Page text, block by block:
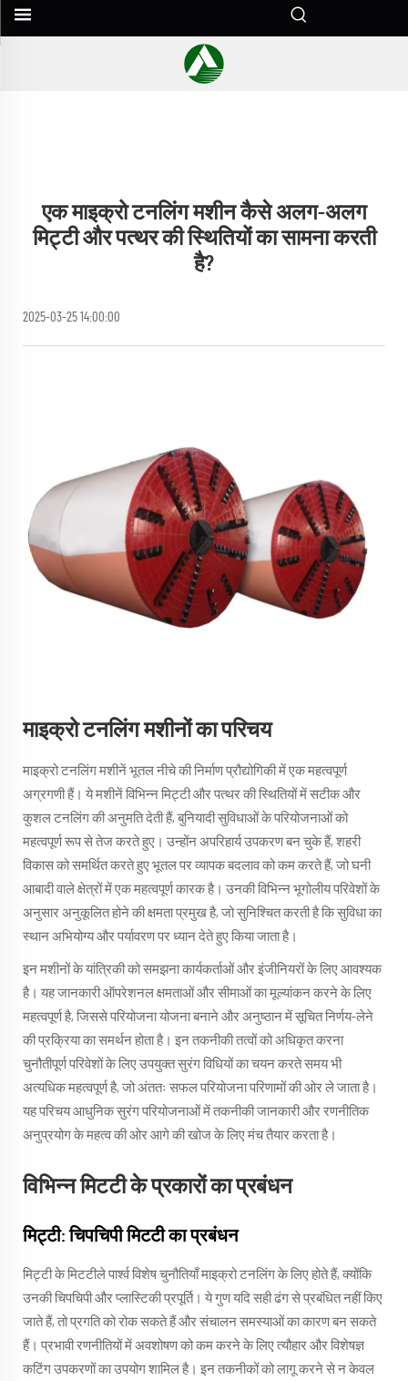
एक माइक्रो टनलिंग मशीन कैसे अलग-अलग
मिट्टी और पत्थर की स्थितियों का सामना करती
है?
2025-03-25 14:00:00
माइक्रो टनलिंग मशीनों का परिचय
माइक्रो टनलिंग मशीनें भूतल नीचे की निर्माण प्रौद्योगिकी में एक महत्वपूर्ण
अग्रगणी हैं। ये मशीनें विभिन्न मिट्टी और पत्थर की स्थितियों में सटीक और
कुशल टनलिंग की अनुमति देती हैं, बुनियादी सुविधाओं के परियोजनाओं को
महत्वपूर्ण रूप से तेज करते हुए। उन्होंन अपरिहार्य उपकरण बन चुके हैं, शहरी
विकास को समर्थित करते हुए भूतल पर व्यापक बदलाव को कम करते हैं, जो घनी
आबादी वाले क्षेत्रों में एक महत्वपूर्ण कारक है। उनकी विभिन्न भूगोलीय परिवेशों के
अनुसार अनुकूलित होने की क्षमता प्रमुख है, जो सुनिश्चित करती है कि सुविधा का
स्थान अभियोग्य और पर्यावरण पर ध्यान देते हुए किया जाता है।
इन मशीनों के यांत्रिकी को समझना कार्यकर्ताओं और इंजीनियरों के लिए आवश्यक
है। यह जानकारी ऑपरेशनल क्षमताओं और सीमाओं का मूल्यांकन करने के लिए
महत्वपूर्ण है, जिससे परियोजना योजना बनाने और अनुष्ठान में सूचित निर्णय-लेने
की प्रक्रिया का समर्थन होता है। इन तकनीकी तत्वों को अधिकृत करना
चुनौतीपूर्ण परिवेशों के लिए उपयुक्त सुरंग विधियों का चयन करते समय भी
अत्यधिक महत्वपूर्ण है, जो अंततः सफल परियोजना परिणामों की ओर ले जाता है।
यह परिचय आधुनिक सुरंग परियोजनाओं में तकनीकी जानकारी और रणनीतिक
अनुप्रयोग के महत्व की ओर आगे की खोज के लिए मंच तैयार करता है।
विभिन्न मिटटी के प्रकारों का प्रबंधन
मिट्टी: चिपचिपी मिटटी का प्रबंधन
मिट्टी के मिटटीले पार्श्व विशेष चुनौतियाँ माइक्रो टनलिंग के लिए होते हैं, क्योंकि
उनकी चिपचिपी और प्लास्टिकी प्रपूर्ति। ये गुण यदि सही ढंग से प्रबंधित नहीं किए
जाते हैं, तो प्रगति को रोक सकते हैं और संचालन समस्याओं का कारण बन सकते
हैं। प्रभावी रणनीतियों में अवशोषण को कम करने के लिए त्यौहार और विशेषज्ञ
कटिंग उपकरणों का उपयोग शामिल है। इन तकनीकों को लागू करने से न केवल